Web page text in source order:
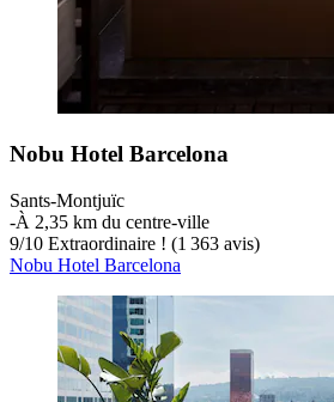
Nobu Hotel Barcelona
Sants-Montjuïc
‐À 2,35 km du centre-ville
9/10 Extraordinaire ! (1 363 avis)
Nobu Hotel Barcelona